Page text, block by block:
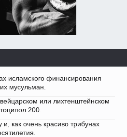
исламского финансирования
мусульман.
или лихтенштейнском
200.
как очень красиво трибунах